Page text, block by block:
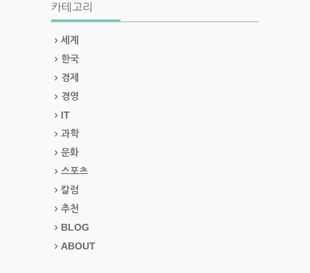
카테고리
세계
한국
경제
경영
IT
과학
문화
스포츠
칼럼
추천
BLOG
ABOUT